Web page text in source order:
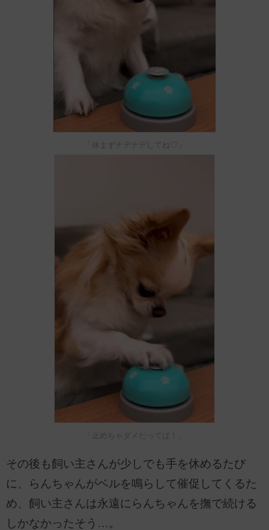
「休まずナデナデしてね♡」
「止めちゃダメだってば！」
その後も飼い主さんが少しでも手を休めるたび
に、らんちゃんがベルを鳴らして催促してくるた
め、飼い主さんは永遠にらんちゃんを撫で続ける
しかなかったそう…。